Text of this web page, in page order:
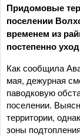
Придомовые
поселении
временем из
постепенно
Как сообщила
мая, дежурная
паводковую
поселении.
территории,
зоны